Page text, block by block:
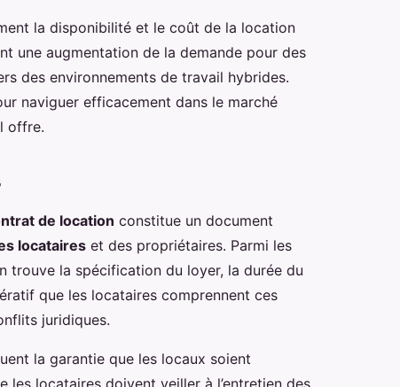
la disponibilité et le coût de la location
une augmentation de la demande pour des
des environnements de travail hybrides.
naviguer efficacement dans le marché
offre.
de location constitue un document
locataires et des propriétaires. Parmi les
trouve la spécification du loyer, la durée du
que les locataires comprennent ces
juridiques.
la garantie que les locaux soient